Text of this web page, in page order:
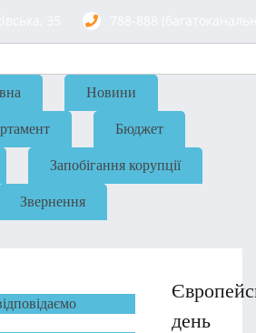
Новини
Бюджет
Запобігання корупції
Звернення
день